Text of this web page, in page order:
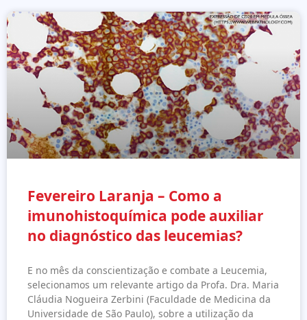
Fevereiro Laranja – Como a
imunohistoquímica pode auxiliar
no diagnóstico das leucemias?
E no mês da conscientização e combate a Leucemia,
selecionamos um relevante artigo da Profa. Dra. Maria
Cláudia Nogueira Zerbini (Faculdade de Medicina da
Universidade de São Paulo), sobre a utilização da